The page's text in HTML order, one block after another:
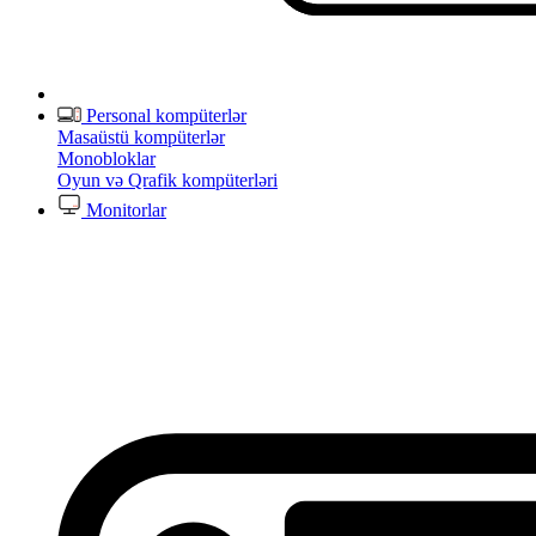
Personal kompüterlər
Masaüstü kompüterlər
Monobloklar
Oyun və Qrafik kompüterləri
Monitorlar